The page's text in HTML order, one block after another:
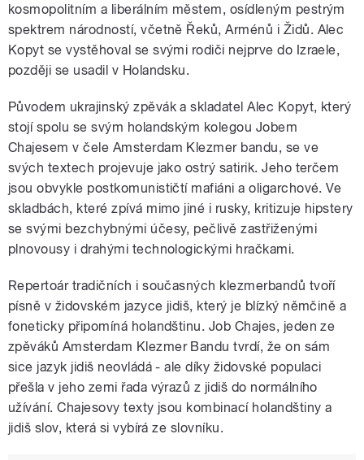
kosmopolitním a liberálním městem, osídleným pestrým
spektrem národností, včetně Řeků, Arménů i Židů. Alec
Kopyt se vystěhoval se svými rodiči nejprve do Izraele,
později se usadil v Holandsku.
Původem ukrajinský zpěvák a skladatel Alec Kopyt, který
stojí spolu se svým holandským kolegou Jobem
Chajesem v čele Amsterdam Klezmer bandu, se ve
svých textech projevuje jako ostrý satirik. Jeho terčem
jsou obvykle postkomunističtí mafiáni a oligarchové. Ve
skladbách, které zpívá mimo jiné i rusky, kritizuje hipstery
se svými bezchybnými účesy, pečlivě zastřiženými
plnovousy i drahými technologickými hračkami.
Repertoár tradičních i současných klezmerbandů tvoří
písně v židovském jazyce jidiš, který je blízký němčině a
foneticky připomíná holandštinu. Job Chajes, jeden ze
zpěváků Amsterdam Klezmer Bandu tvrdí, že on sám
sice jazyk jidiš neovládá - ale díky židovské populaci
přešla v jeho zemi řada výrazů z jidiš do normálního
užívání. Chajesovy texty jsou kombinací holandštiny a
jidiš slov, která si vybírá ze slovníku.